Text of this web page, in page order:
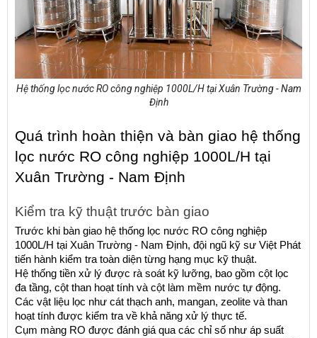
Hệ thống lọc nước RO công nghiệp 1000L/H tại Xuân Trường - Nam
Định
Quá trình hoàn thiện và bàn giao hệ thống
lọc nước RO công nghiệp 1000L/H tại
Xuân Trường - Nam Định
Kiểm tra kỹ thuật trước bàn giao
Trước khi bàn giao hệ thống lọc nước RO công nghiệp
1000L/H tại Xuân Trường - Nam Định, đội ngũ kỹ sư Việt Phát
tiến hành kiểm tra toàn diện từng hạng mục kỹ thuật.
Hệ thống tiền xử lý được rà soát kỹ lưỡng, bao gồm cột lọc
đa tầng, cột than hoạt tính và cột làm mềm nước tự động.
Các vật liệu lọc như cát thạch anh, mangan, zeolite và than
hoạt tính được kiểm tra về khả năng xử lý thực tế.
Cụm màng RO được đánh giá qua các chỉ số như áp suất